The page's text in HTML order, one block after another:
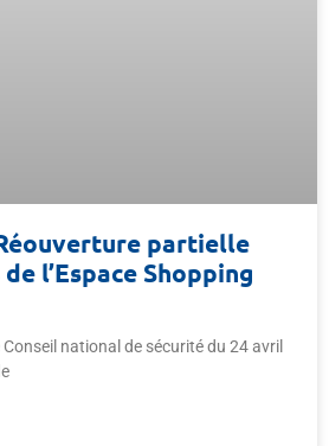
partielle
l’Espace Shopping
national de sécurité du 24 avril